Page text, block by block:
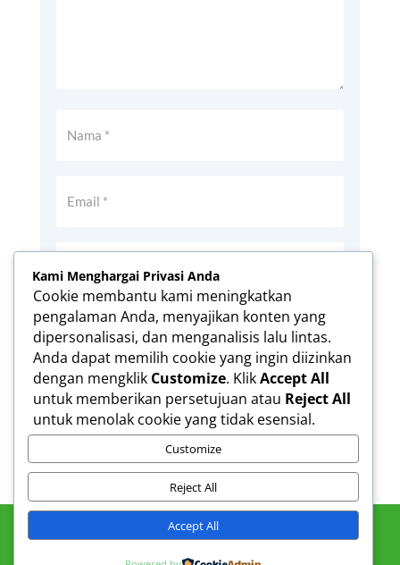
Simpan nama, email, dan situs web saya
pada peramban ini untuk komentar saya
berikutnya.
Kirim Komentar
Kami Menghargai Privasi Anda
Cookie membantu kami meningkatkan
pengalaman Anda, menyajikan konten yang
dipersonalisasi, dan menganalisis lalu lintas.
Anda dapat memilih cookie yang ingin diizinkan
dengan mengklik Customize. KlikAccept All
untuk memberikan persetujuan atau Reject All
untuk menolak cookie yang tidak esensial.
Customize
Reject All
Accept All